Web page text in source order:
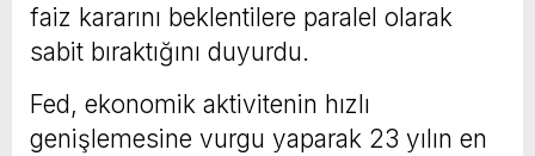
faiz kararını beklentilere paralel olarak
sabit bıraktığını duyurdu.
Fed, ekonomik aktivitenin hızlı
genişlemesine vurgu yaparak 23 yılın en